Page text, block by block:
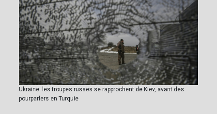
Ukraine: les troupes russes se rapprochent de Kiev, avant des
pourparlers en Turquie